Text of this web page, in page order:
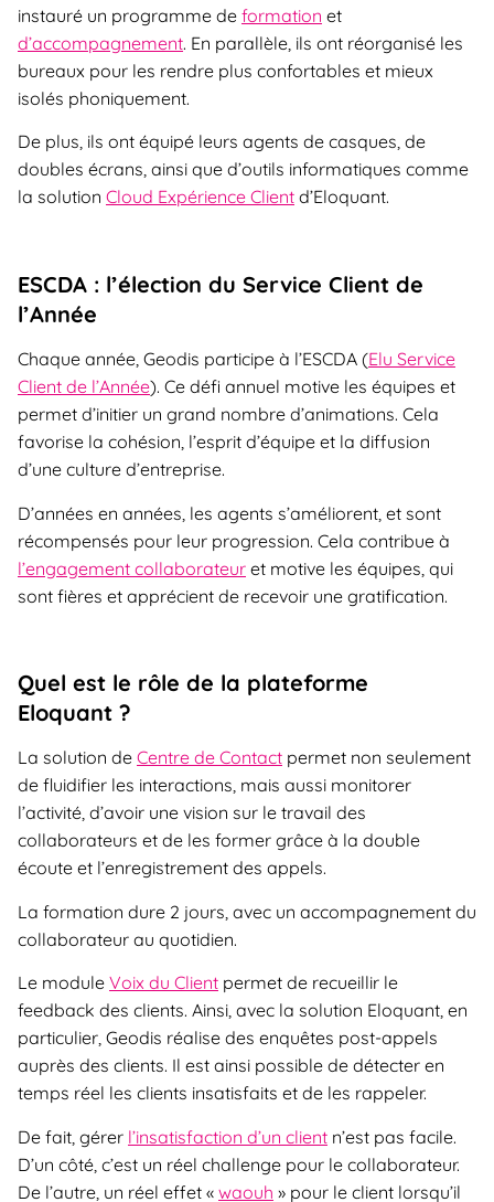
instauré un programme de formation et
d’accompagnement. En parallèle, ils ont réorganisé les
bureaux pour les rendre plus confortables et mieux
isolés phoniquement.
De plus, ils ont équipé leurs agents de casques, de
doubles écrans, ainsi que d’outils informatiques comme
la solution Cloud Expérience Client d’Eloquant.
ESCDA : l’élection du Service Client de
l’Année
Chaque année, Geodis participe à l’ESCDA (Elu Service
Client de l’Année). Ce défi annuel motive les équipes et
permet d’initier un grand nombre d’animations. Cela
favorise la cohésion, l’esprit d’équipe et la diffusion
d’une culture d’entreprise.
D’années en années, les agents s’améliorent, et sont
récompensés pour leur progression. Cela contribue à
l’engagement collaborateur et motive les équipes, qui
sont fières et apprécient de recevoir une gratification.
Quel est le rôle de la plateforme
Eloquant ?
La solution de Centre de Contact permet non seulement
de fluidifier les interactions, mais aussi monitorer
l’activité, d’avoir une vision sur le travail des
collaborateurs et de les former grâce à la double
écoute et l’enregistrement des appels.
La formation dure 2 jours, avec un accompagnement du
collaborateur au quotidien.
Le module Voix du Client permet de recueillir le
feedback des clients. Ainsi, avec la solution Eloquant, en
particulier, Geodis réalise des enquêtes post-appels
auprès des clients. Il est ainsi possible de détecter en
temps réel les clients insatisfaits et de les rappeler.
De fait, gérer l’insatisfaction d’un client n’est pas facile.
D’un côté, c’est un réel challenge pour le collaborateur.
De l’autre, un réel effet « waouh » pour le client lorsqu’il